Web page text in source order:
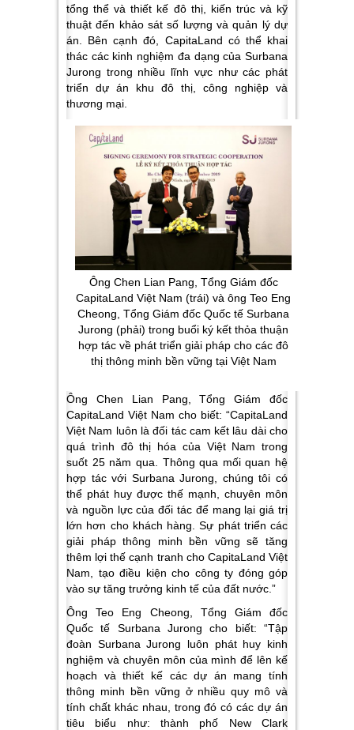
tổng thể và thiết kế đô thị, kiến trúc và kỹ
thuật đến khảo sát số lượng và quản lý dự
án. Bên cạnh đó, CapitaLand có thể khai
thác các kinh nghiệm đa dạng của Surbana
Jurong trong nhiều lĩnh vực như các phát
triển dự án khu đô thị, công nghiệp và
thương mại.
Ông Chen Lian Pang, Tổng Giám đốc
CapitaLand Việt Nam (trái) và ông Teo Eng
Cheong, Tổng Giám đốc Quốc tế Surbana
Jurong (phải) trong buổi ký kết thỏa thuận
hợp tác về phát triển giải pháp cho các đô
thị thông minh bền vững tại Việt Nam
Ông Chen Lian Pang, Tổng Giám đốc
CapitaLand Việt Nam cho biết: “CapitaLand
Việt Nam luôn là đối tác cam kết lâu dài cho
quá trình đô thị hóa của Việt Nam trong
suốt 25 năm qua. Thông qua mối quan hệ
hợp tác với Surbana Jurong, chúng tôi có
thể phát huy được thế mạnh, chuyên môn
và nguồn lực của đối tác để mang lại giá trị
lớn hơn cho khách hàng. Sự phát triển các
giải pháp thông minh bền vững sẽ tăng
thêm lợi thế cạnh tranh cho CapitaLand Việt
Nam, tạo điều kiện cho công ty đóng góp
vào sự tăng trưởng kinh tế của đất nước.”
Ông Teo Eng Cheong, Tổng Giám đốc
Quốc tế Surbana Jurong cho biết: “Tập
đoàn Surbana Jurong luôn phát huy kinh
nghiệm và chuyên môn của mình để lên kế
hoạch và thiết kế các dự án mang tính
thông minh bền vững ở nhiều quy mô và
tính chất khác nhau, trong đó có các dự án
tiêu biểu như: thành phố New Clark